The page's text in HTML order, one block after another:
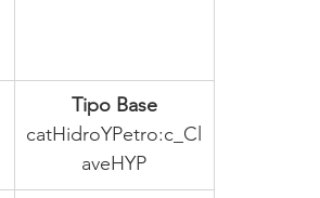
Tipo Base
catHidroYPetro:c_Cl
aveHYP